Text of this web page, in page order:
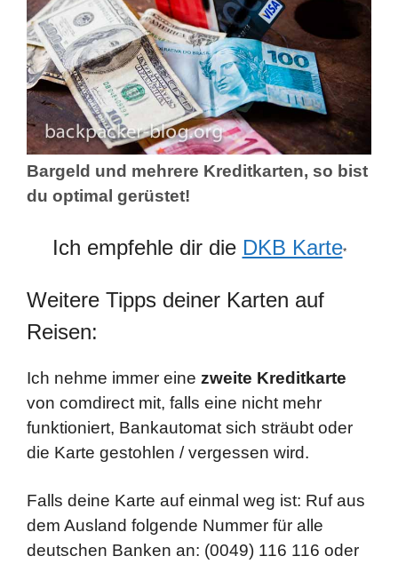
Bargeld und mehrere Kreditkarten, so bist
du optimal gerüstet!
Ich empfehle dir die DKB Karte*
Weitere Tipps deiner Karten auf
Reisen:
Ich nehme immer eine zweite Kreditkarte
von comdirect mit, falls eine nicht mehr
funktioniert, Bankautomat sich sträubt oder
die Karte gestohlen / vergessen wird.
Falls deine Karte auf einmal weg ist: Ruf aus
dem Ausland folgende Nummer für alle
deutschen Banken an: (0049) 116 116 oder